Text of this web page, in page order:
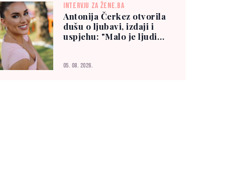
INTERVJU ZA ŽENE.BA
Antonija Čerkez otvorila
dušu o ljubavi, izdaji i
uspjehu: "Malo je ljudi
05. 08. 2026.